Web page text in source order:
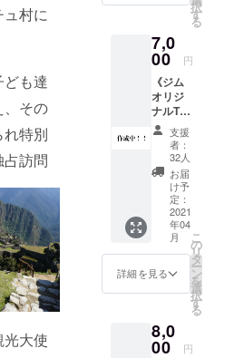
村に
も達
、その
特別
訪問
光大使
ます。
クラウ
ドファ
ウン
ディン
グ終了
次第す
ぐ、
メール
でのご
相談を
承りま
す。 (公
序良俗
に反す
る内
容、法
どはお
受けで
トや
ルダー
などを
詰め合
わせま
す！遠
い県に
お住ま
いの方
や外国
の方に
おすす
めのリ
ターン
です。※
郵送費
はこち
らが負
択
す
る
7,0
00 円
《ジム
オリジ
ナルT
シャ
ツ》 当
ジムオ
リジナ
ルのT
シャツ
を現在
作成中
です。
デザイ
ンが完
成次
第、こ
サイト
や僕の
支援
者：
32人
お届
け予
定：
2021
年04
月
詳細を見る
こ
の
リ
タ
ー
ン
を
選
択
す
る
8,0
00 円